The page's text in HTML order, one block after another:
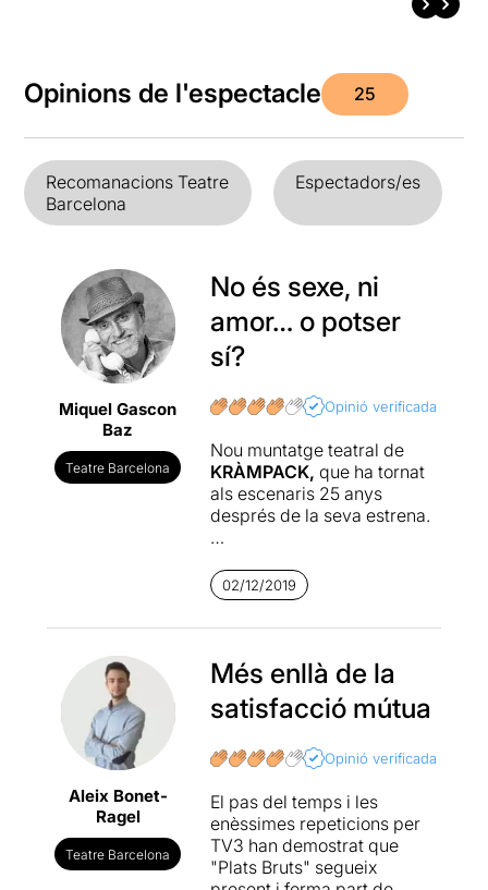
Opinions de l'espectacle 25
Recomanacions Teatre
Barcelona
Espectadors/es
Miquel Gascon
Baz
Teatre Barcelona
No és sexe, ni
amor… o potser
sí?
Opinió verificada
Nou muntatge teatral de
KRÀMPACK, que ha tornat
als escenaris 25 anys
després de la seva estrena.
Festival de Teatre de
Sitges, aquesta comèdia de
Jordi Sánchezque van
Sánchez, en Joel Joan,
l'Eduard Fernández i la
Mònica Glaenzel (després
un gran èxit de públic i es
va representar durant
quatre temporades a la
Villarroel. Va guanyar el
Premi de la Crítica de 1994 i
el Premi Max l’any 2003.
02/12/2019
Aleix Bonet-
Ragel
Teatre Barcelona
Més enllà de la
satisfacció mútua
Opinió verificada
El pas del temps i les
enèssimes repeticions per
TV3 han demostrat que
"Plats Bruts" segueix